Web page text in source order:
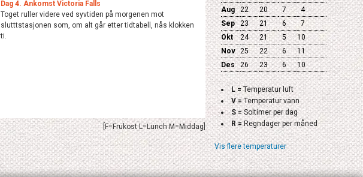
Dag 4. Ankomst Victoria Falls
Toget ruller videre ved syvtiden på morgenen mot
slutttstasjonen som, om alt går etter tidtabell, nås klokken
ti.
[F=Frukost L=Lunch M=Middag]
Aug
22 20 7
4
Sep
23 21 6
7
Okt
24 21 5
10
Nov 25 22 6
11
Des
26 23 6 10
L =Temperatur luft
V =Temperatur vann
S =Soltimer per dag
R =Regndager per måned
Vis flere temperaturer